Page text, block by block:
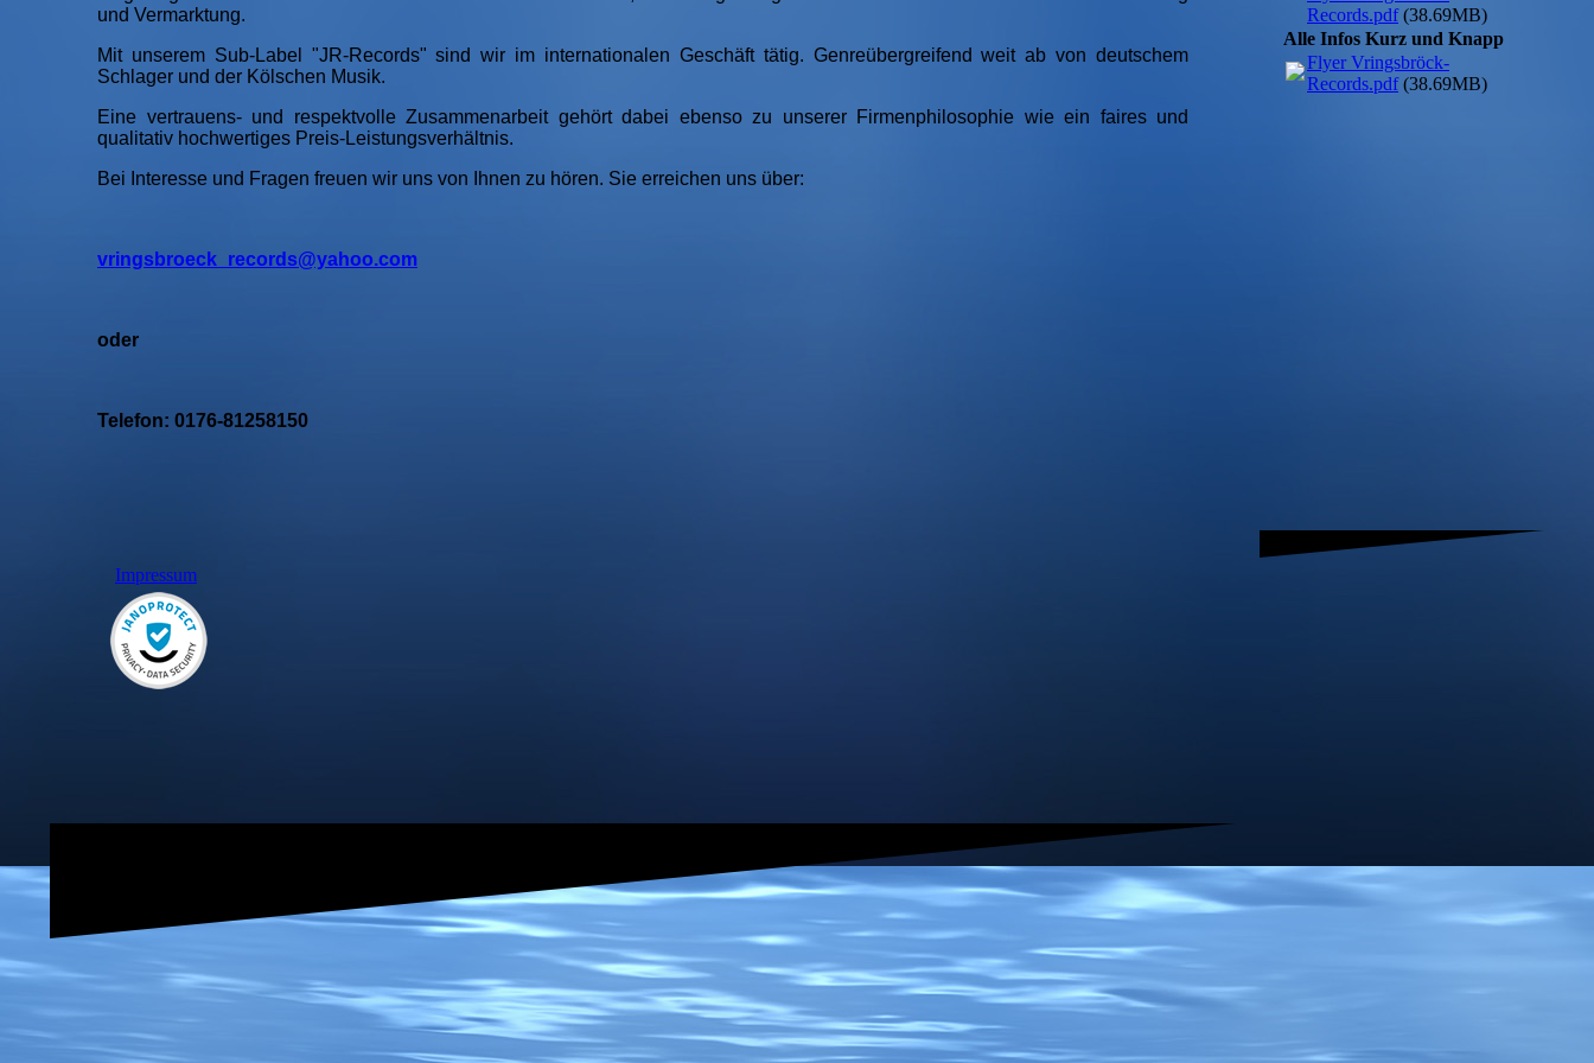
und Vermarktung.
Mit unserem Sub-Label "JR-Records" sind wir im internationalen Geschäft tätig. Genreübergreifend weit ab von deutschem
Schlager und der Kölschen Musik.
Eine vertrauens- und respektvolle Zusammenarbeit gehört dabei ebenso zu unserer Firmenphilosophie wie ein faires und
qualitativ hochwertiges Preis-Leistungsverhältnis.
Bei Interesse und Fragen freuen wir uns von Ihnen zu hören. Sie erreichen uns über:
vringsbroeck_records@yahoo.com
oder
Telefon: 0176-81258150
Impressum
Records.pdf(38.69MB)
Alle Infos Kurz und Knapp
Flyer Vringsbröck-
Records.pdf(38.69MB)